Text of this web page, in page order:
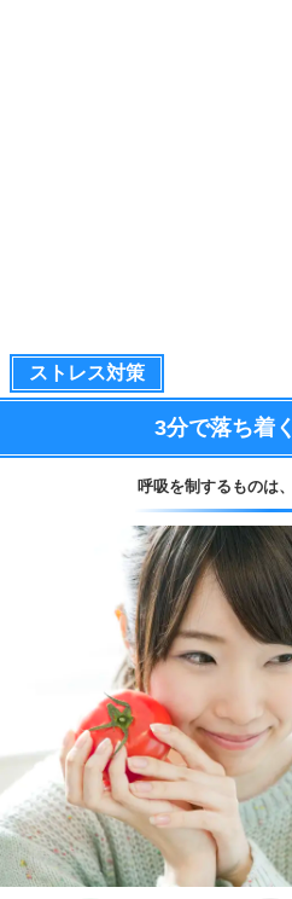
ストレス対策
3分で落ち着く
呼吸を制するものは、